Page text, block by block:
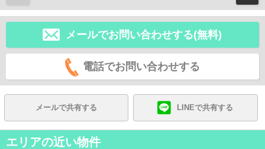
メールでお問い合わせする(無料)
電話でお問い合わせする
メールで共有する LINEで共有する
エリアの近い物件